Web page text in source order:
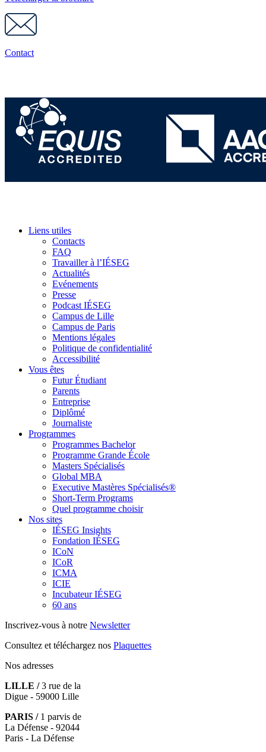
Contact
Liens utiles
Contacts
FAQ
Travailler à l’IÉSEG
Actualités
Evénements
Presse
Podcast IÉSEG
Campus de Lille
Campus de Paris
Mentions légales
Politique de confidentialité
Accessibilité
Vous êtes
Futur Étudiant
Parents
Entreprise
Diplômé
Journaliste
Programmes
Programmes Bachelor
Programme Grande École
Masters Spécialisés
Global MBA
Executive Mastères Spécialisés®
Short-Term Programs
Quel programme choisir
Nos sites
IÉSEG Insights
Fondation IÉSEG
ICoN
ICoR
ICMA
ICIE
Incubateur IÉSEG
60 ans
Inscrivez-vous à notre Newsletter
Consultez et téléchargez nos Plaquettes
Nos adresses
LILLE /3 rue de la
Digue - 59000 Lille
PARIS /1 parvis de
La Défense - 92044
Paris - La Défense